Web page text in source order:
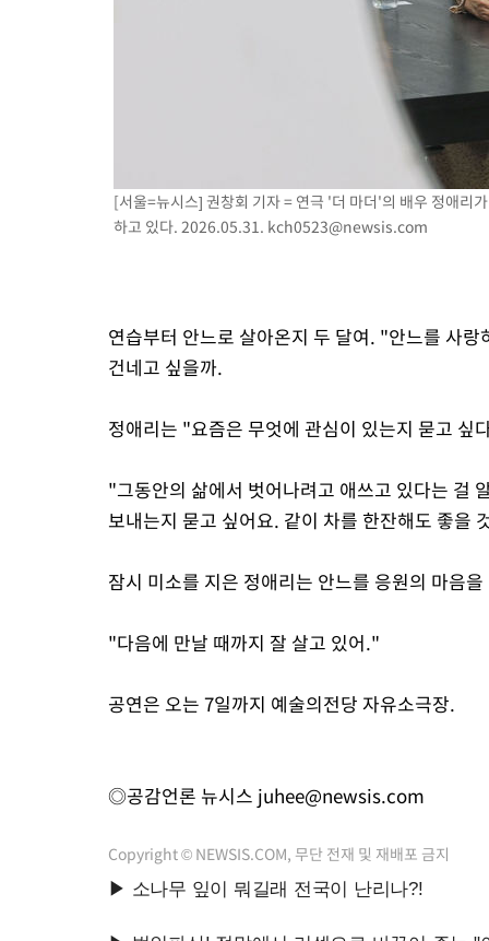
[서울=뉴시스] 권창회 기자 = 연극 '더 마더'의 배우 정애리
하고 있다. 2026.05.31. kch0523@newsis.com
연습부터 안느로 살아온지 두 달여. "안느를 사
건네고 싶을까.
정애리는 "요즘은 무엇에 관심이 있는지 묻고 싶
"그동안의 삶에서 벗어나려고 애쓰고 있다는 걸
보내는지 묻고 싶어요. 같이 차를 한잔해도 좋을
잠시 미소를 지은 정애리는 안느를 응원의 마음
"다음에 만날 때까지 잘 살고 있어."
공연은 오는 7일까지 예술의전당 자유소극장.
◎공감언론 뉴시스 juhee@newsis.com
Copyright © NEWSIS.COM, 무단 전재 및 재배포 금지